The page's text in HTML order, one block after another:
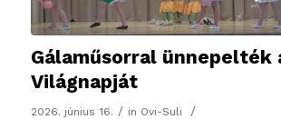
Gálaműsorral ünnepelték
Világnapját
2026. június 16. / in Ovi-Suli /